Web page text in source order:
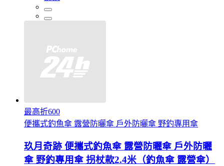
最高折600
便攜式釣魚傘 露營防曬傘 戶外防曬傘 野釣專用傘
玖月奇跡 便攜式釣魚傘 露營防曬傘 戶外防曬
傘 野釣專用傘 拐杖款2.4米（釣魚傘 露營傘）